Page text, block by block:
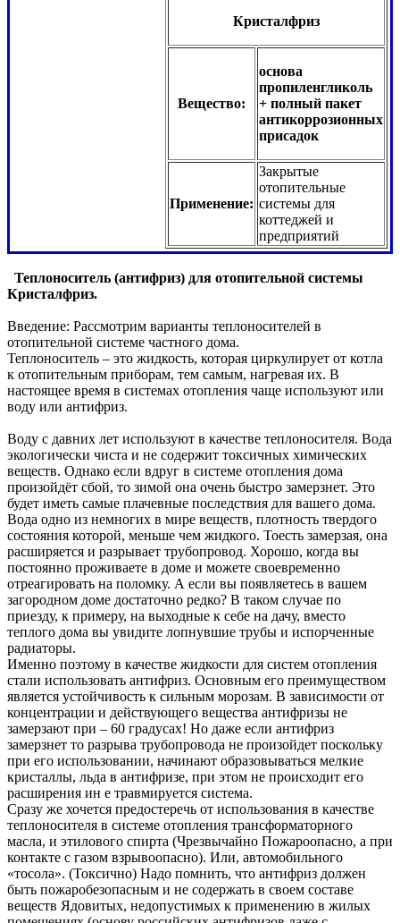
Кристалфриз
Вещество:
основа
пропиленгликоль
+ полный пакет
антикоррозионных
присадок
Применение:
Закрытые
отопительные
системы для
коттеджей и
предприятий
Теплоноситель (антифриз) для отопительной системы
Кристалфриз.
Введение: Рассмотрим варианты теплоносителей в
отопительной системе частного дома.
Теплоноситель – это жидкость, которая циркулирует от котла
к отопительным приборам, тем самым, нагревая их. В
настоящее время в системах отопления чаще используют или
воду или антифриз.
Воду с давних лет используют в качестве теплоносителя. Вода
экологически чиста и не содержит токсичных химических
веществ. Однако если вдруг в системе отопления дома
произойдёт сбой, то зимой она очень быстро замерзнет. Это
будет иметь самые плачевные последствия для вашего дома.
Вода одно из немногих в мире веществ, плотность твердого
состояния которой, меньше чем жидкого. Тоесть замерзая, она
расширяется и разрывает трубопровод. Хорошо, когда вы
постоянно проживаете в доме и можете своевременно
отреагировать на поломку. А если вы появляетесь в вашем
загородном доме достаточно редко? В таком случае по
приезду, к примеру, на выходные к себе на дачу, вместо
теплого дома вы увидите лопнувшие трубы и испорченные
радиаторы.
Именно поэтому в качестве жидкости для систем отопления
стали использовать антифриз. Основным его преимуществом
является устойчивость к сильным морозам. В зависимости от
концентрации и действующего вещества антифризы не
замерзают при – 60 градусах! Но даже если антифриз
замерзнет то разрыва трубопровода не произойдет поскольку
при его использовании, начинают образовываться мелкие
кристаллы, льда в антифризе, при этом не происходит его
расширения ин е травмируется система.
Сразу же хочется предостеречь от использования в качестве
теплоносителя в системе отопления трансформаторного
масла, и этилового спирта (Чрезвычайно Пожароопасно, а при
контакте с газом взрывоопасно). Или, автомобильного
«тосола». (Токсично) Надо помнить, что антифриз должен
быть пожаробезопасным и не содержать в своем составе
веществ Ядовитых, недопустимых к применению в жилых